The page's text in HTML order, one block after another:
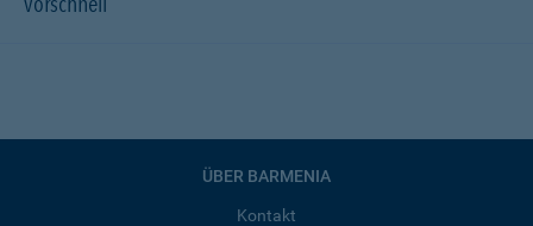
ÜBER BARMENIA
Kontakt